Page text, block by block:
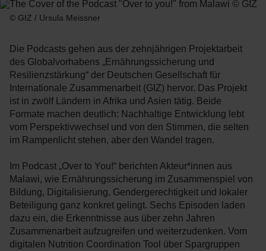
© GIZ / Ursula Meissner
Die Podcasts gehen aus der zehnjährigen Projektarbeit
des Globalvorhabens „Ernährungssicherung und
Resilienzstärkung“ der Deutschen Gesellschaft für
Internationale Zusammenarbeit (GIZ) hervor. Das Projekt
ist in zwölf Ländern in Afrika und Asien tätig. Beide
Formate machen deutlich: Nachhaltige Entwicklung lebt
vom Perspektivwechsel und von den Stimmen, die selten
im Rampenlicht stehen, aber den Wandel tragen.
Im Podcast „Over to You!“ berichten Akteur*innen aus
Malawi, wie Ernährungssicherung im Zusammenspiel von
Bildung, Digitalisierung, Gendergerechtigkeit und lokaler
Beteiligung ganz konkret gelingt. Sechs Episoden laden
dazu ein, die Erkenntnisse aus über zehn Jahren
Zusammenarbeit aufzugreifen und weiterzudenken. Vom
digitalen Nutrition Coordination Tool über Spargruppen